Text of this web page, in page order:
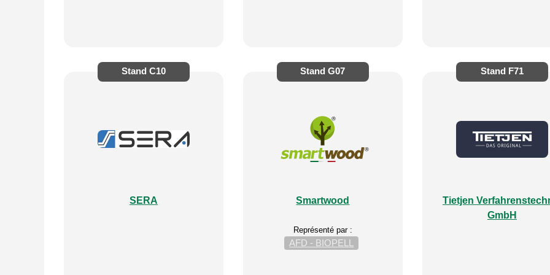
Stand C10
SERA
Stand G07
Smartwood
Représenté par :
AFD - BIOPELL
Stand F71
Tietjen
GmbH